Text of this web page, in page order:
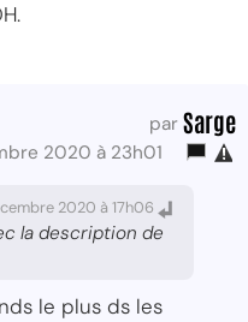
par Sarge
2020 à 23h01
2020 à 17h06
la description de
le plus ds les